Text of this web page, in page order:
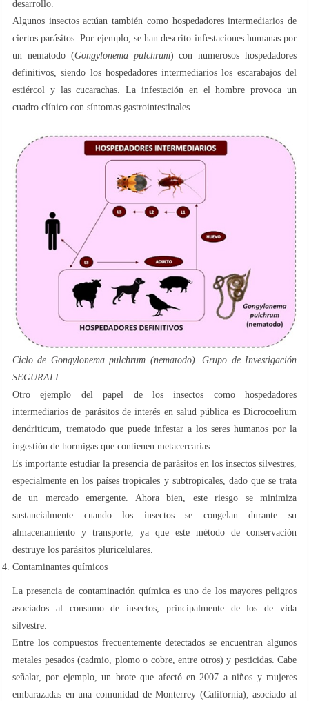
desarrollo.
Algunos insectos actúan también como hospedadores intermediarios de
ciertos parásitos. Por ejemplo, se han descrito infestaciones humanas por
un nematodo (Gongylonema pulchrum) con numerosos hospedadores
definitivos, siendo los hospedadores intermediarios los escarabajos del
estiércol y las cucarachas. La infestación en el hombre provoca un
cuadro clínico con síntomas gastrointestinales.
Ciclo de Gongylonema pulchrum (nematodo). Grupo de Investigación
SEGURALI.
Otro ejemplo del papel de los insectos como hospedadores
intermediarios de parásitos de interés en salud pública es Dicrocoelium
dendriticum, trematodo que puede infestar a los seres humanos por la
ingestión de hormigas que contienen metacercarias.
Es importante estudiar la presencia de parásitos en los insectos silvestres,
especialmente en los países tropicales y subtropicales, dado que se trata
de un mercado emergente. Ahora bien, este riesgo se minimiza
sustancialmente cuando los insectos se congelan durante su
almacenamiento y transporte, ya que este método de conservación
destruye los parásitos pluricelulares.
Contaminantes químicos
La presencia de contaminación química es uno de los mayores peligros
asociados al consumo de insectos, principalmente de los de vida
silvestre.
Entre los compuestos frecuentemente detectados se encuentran algunos
metales pesados (cadmio, plomo o cobre, entre otros) y pesticidas. Cabe
señalar, por ejemplo, un brote que afectó en 2007 a niños y mujeres
embarazadas en una comunidad de Monterrey (California), asociado al